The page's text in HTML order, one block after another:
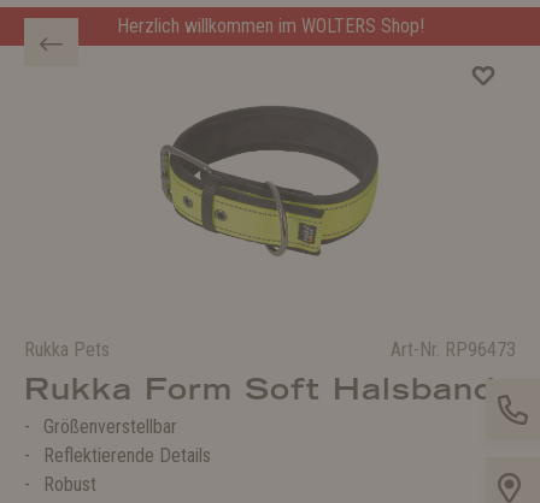
Herzlich willkommen im WOLTERS Shop!
Rukka Pets Art-Nr. RP96473
Rukka Form Soft Halsband
Größenverstellbar
Reflektierende Details
Robust